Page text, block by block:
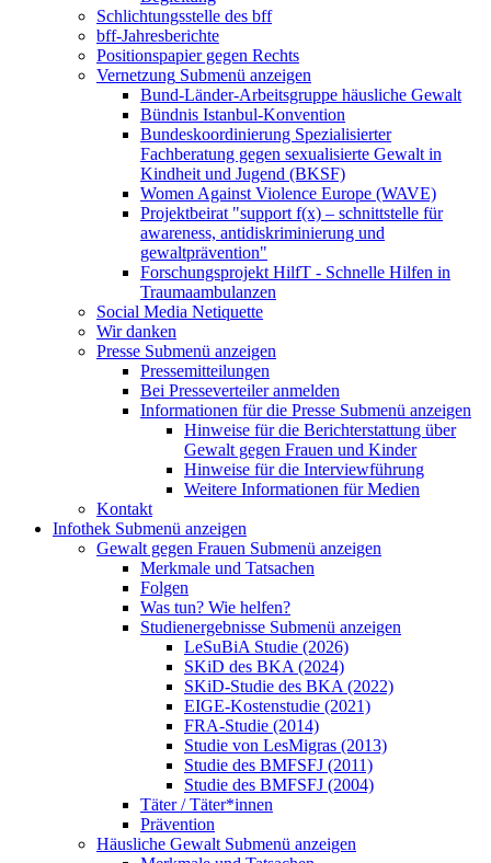
Schlichtungsstelle des bff
bff-Jahresberichte
Positionspapier gegen Rechts
Vernetzung Submenü anzeigen
Bund-Länder-Arbeitsgruppe häusliche Gewalt
Bündnis Istanbul-Konvention
Bundeskoordinierung Spezialisierter
Fachberatung gegen sexualisierte Gewalt in
Kindheit und Jugend (BKSF)
Women Against Violence Europe (WAVE)
Projektbeirat "support f(x) – schnittstelle für
awareness, antidiskriminierung und
gewaltprävention"
Forschungsprojekt HilfT - Schnelle Hilfen in
Traumaambulanzen
Social Media Netiquette
Wir danken
Presse Submenü anzeigen
Pressemitteilungen
Bei Presseverteiler anmelden
Informationen für die Presse Submenü anzeigen
Hinweise für die Berichterstattung über
Gewalt gegen Frauen und Kinder
Hinweise für die Interviewführung
Weitere Informationen für Medien
Kontakt
Infothek Submenü anzeigen
Gewalt gegen Frauen Submenü anzeigen
Merkmale und Tatsachen
Folgen
Was tun? Wie helfen?
Studienergebnisse Submenü anzeigen
LeSuBiA Studie (2026)
SKiD des BKA (2024)
SKiD-Studie des BKA (2022)
EIGE-Kostenstudie (2021)
FRA-Studie (2014)
Studie von LesMigras (2013)
Studie des BMFSFJ (2011)
Studie des BMFSFJ (2004)
Täter / Täter*innen
Prävention
Häusliche Gewalt Submenü anzeigen